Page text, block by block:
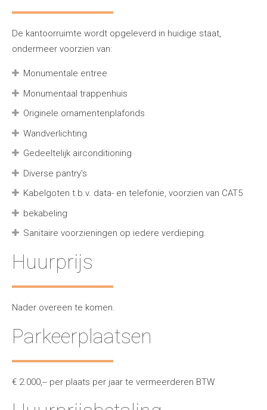
De kantoorruimte wordt opgeleverd in huidige staat,
ondermeer voorzien van:
Monumentale entree
Monumentaal trappenhuis
Originele ornamentenplafonds
Wandverlichting
Gedeeltelijk airconditioning
Diverse pantry's
Kabelgoten t.b.v. data- en telefonie, voorzien van CAT5
bekabeling
Sanitaire voorzieningen op iedere verdieping.
Huurprijs
Nader overeen te komen.
Parkeerplaatsen
€ 2.000,-- per plaats per jaar te vermeerderen BTW